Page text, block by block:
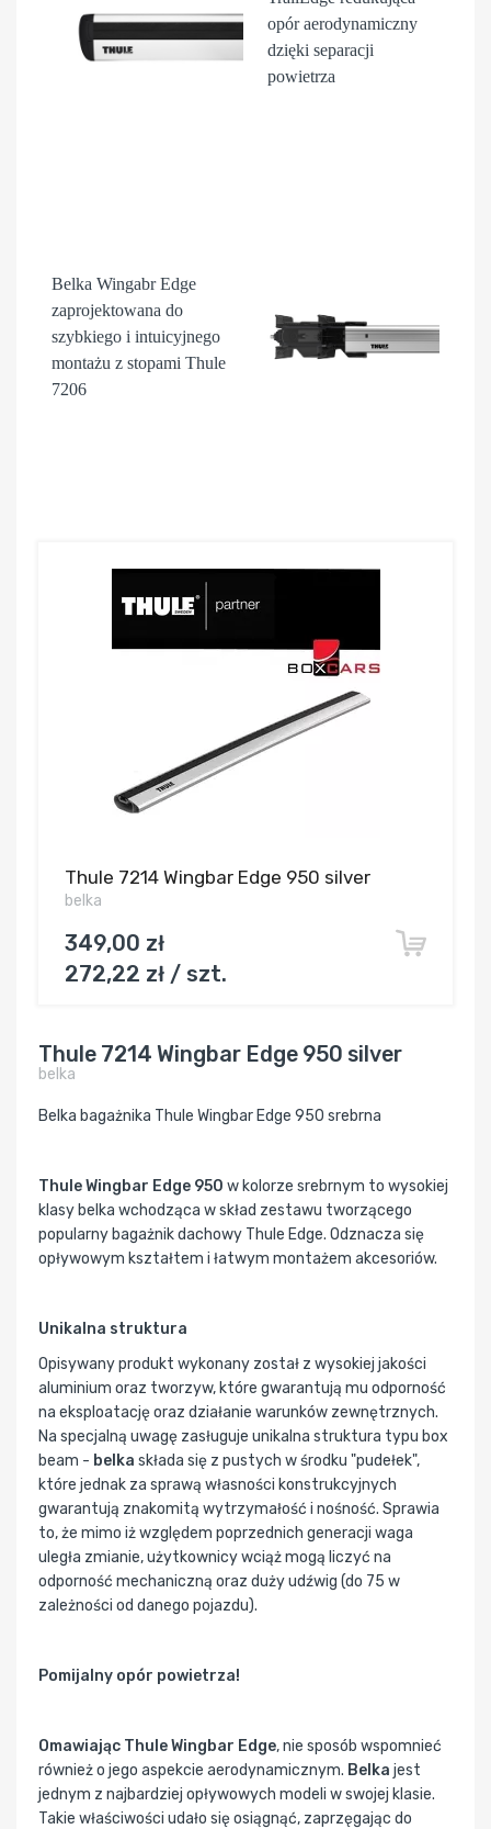
opór aerodynamiczny
dzięki separacji
powietrza
Belka Wingabr Edge
zaprojektowana do
szybkiego i intuicyjnego
montażu z stopami Thule
7206
Thule 7214 Wingbar Edge 950 silver
belka
349,00 zł
272,22 zł / szt.
Thule 7214 Wingbar Edge 950 silver
belka
Belka bagażnika Thule Wingbar Edge 950 srebrna
Thule Wingbar Edge 950 w kolorze srebrnym to wysokiej
klasy belka wchodząca w skład zestawu tworzącego
popularny bagażnik dachowy Thule Edge. Odznacza się
opływowym kształtem i łatwym montażem akcesoriów.
Unikalna struktura
Opisywany produkt wykonany został z wysokiej jakości
aluminium oraz tworzyw, które gwarantują mu odporność
na eksploatację oraz działanie warunków zewnętrznych.
Na specjalną uwagę zasługuje unikalna struktura typu box
beam - belka składa się z pustych w środku "pudełek",
które jednak za sprawą własności konstrukcyjnych
gwarantują znakomitą wytrzymałość i nośność. Sprawia
to, że mimo iż względem poprzednich generacji waga
uległa zmianie, użytkownicy wciąż mogą liczyć na
odporność mechaniczną oraz duży udźwig (do 75 w
zależności od danego pojazdu).
Pomijalny opór powietrza!
Omawiając Thule Wingbar Edge, nie sposób wspomnieć
również o jego aspekcie aerodynamicznym. Belka jest
jednym z najbardziej opływowych modeli w swojej klasie.
Takie właściwości udało się osiągnąć, zaprzęgając do